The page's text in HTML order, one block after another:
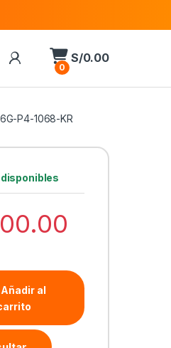
0
S/0.00
P4-1068-KR
disponibles
Añadir al